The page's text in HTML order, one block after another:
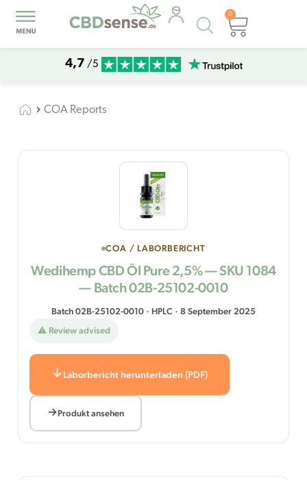
Products
search
0
4,7 /5
COA Reports
COA / LABORBERICHT
Wedihemp CBD Öl Pure 2,5% — SKU 1084
— Batch 02B-25102-0010
Batch 02B-25102-0010 · HPLC · 8 September 2025
⚠ Review advised
Laborbericht herunterladen (PDF)
Produkt ansehen